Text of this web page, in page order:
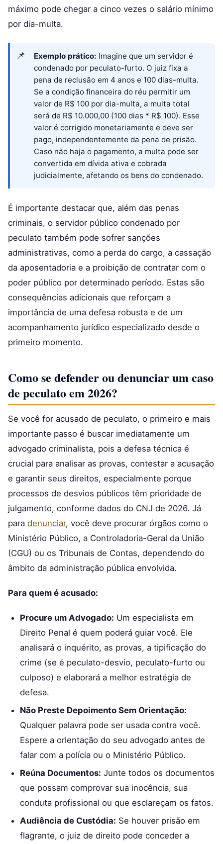
máximo pode chegar a cinco vezes o salário mínimo
por dia-multa.
Exemplo prático: Imagine que um servidor é
condenado por peculato-furto. O juiz fixa a
pena de reclusão em 4 anos e 100 dias-multa.
Se a condição financeira do réu permitir um
valor de R$ 100 por dia-multa, a multa total
será de R$ 10.000,00 (100 dias * R$ 100). Esse
valor é corrigido monetariamente e deve ser
pago, independentemente da pena de prisão.
Caso não haja o pagamento, a multa pode ser
convertida em dívida ativa e cobrada
judicialmente, afetando os bens do condenado.
É importante destacar que, além das penas
criminais, o servidor público condenado por
peculato também pode sofrer sanções
administrativas, como a perda do cargo, a cassação
da aposentadoria e a proibição de contratar com o
poder público por determinado período. Estas são
consequências adicionais que reforçam a
importância de uma defesa robusta e de um
acompanhamento jurídico especializado desde o
primeiro momento.
Como se defender ou denunciar um caso
de peculato em 2026?
Se você for acusado de peculato, o primeiro e mais
importante passo é buscar imediatamente um
advogado criminalista, pois a defesa técnica é
crucial para analisar as provas, contestar a acusação
e garantir seus direitos, especialmente porque
processos de desvios públicos têm prioridade de
julgamento, conforme dados do CNJ de 2026. Já
para denunciar, você deve procurar órgãos como o
Ministério Público, a Controladoria-Geral da União
(CGU) ou os Tribunais de Contas, dependendo do
âmbito da administração pública envolvida.
Para quem é acusado:
Procure um Advogado: Um especialista em
Direito Penal é quem poderá guiar você. Ele
analisará o inquérito, as provas, a tipificação do
crime (se é peculato-desvio, peculato-furto ou
culposo) e elaborará a melhor estratégia de
defesa.
Não Preste Depoimento Sem Orientação:
Qualquer palavra pode ser usada contra você.
Espere a orientação do seu advogado antes de
falar com a polícia ou o Ministério Público.
Reúna Documentos: Junte todos os documentos
que possam comprovar sua inocência, sua
conduta profissional ou que esclareçam os fatos.
Audiência de Custódia: Se houver prisão em
flagrante, o juiz de direito pode conceder a